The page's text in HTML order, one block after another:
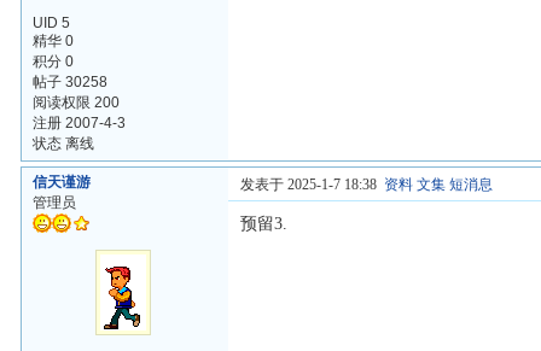
UID 5
精华 0
积分 0
帖子 30258
阅读权限 200
注册 2007-4-3
状态 离线
信天谨游
管理员
发表于 2025-1-7 18:38 资料 文集 短消息
预留3.